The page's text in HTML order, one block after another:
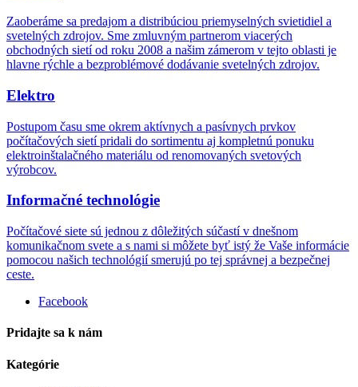
Zaoberáme sa predajom a distribúciou priemyselných svietidiel a
svetelných zdrojov. Sme zmluvným partnerom viacerých
obchodných sietí od roku 2008 a našim zámerom v tejto oblasti je
hlavne rýchle a bezproblémové dodávanie svetelných zdrojov.
Elektro
Postupom času sme okrem aktívnych a pasívnych prvkov
počítačových sietí pridali do sortimentu aj kompletnú ponuku
elektroinštalačného materiálu od renomovaných svetových
výrobcov.
Informačné technológie
Počítačové siete sú jednou z dôležitých súčastí v dnešnom
komunikačnom svete a s nami si môžete byť istý že Vaše informácie
pomocou našich technológií smerujú po tej správnej a bezpečnej
ceste.
Facebook
Pridajte sa k nám
Kategórie